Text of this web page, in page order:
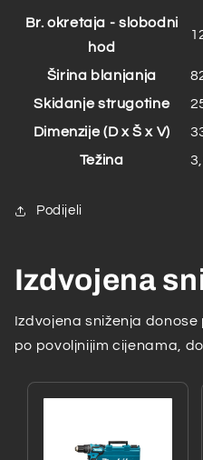
Br. okretaja - slobodni
hod
Širina blanjanja
Skidanje strugotine
Dimenzije (D x Š x V)
Težina
Podijeli
Izdvojena
Izdvojena sniženja
po povoljnijim cijenama,